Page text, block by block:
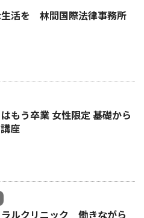
生活を 林間国際法律事務所
はもう卒業 女性限定 基礎から
座
ルクリニック 働きながら